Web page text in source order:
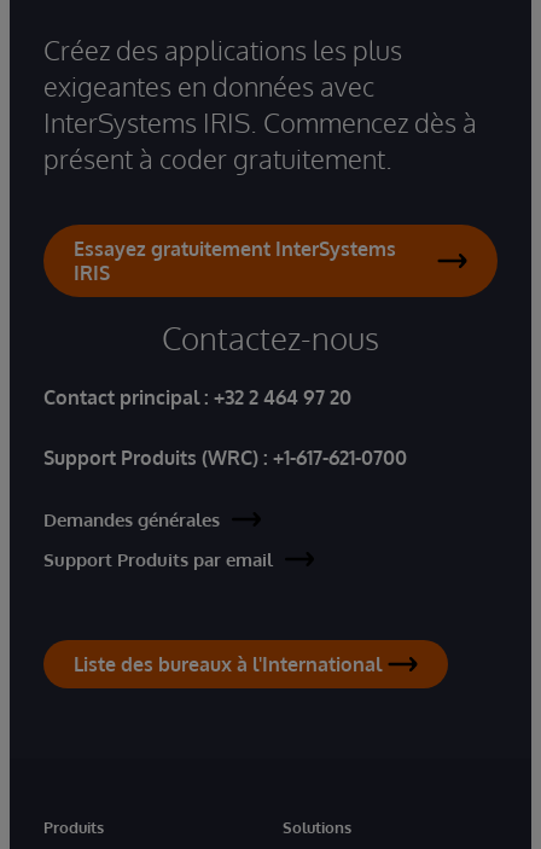
Créez des applications les plus
exigeantes en données avec
InterSystems IRIS. Commencez dès à
présent à coder gratuitement.
Essayez gratuitement InterSystems
IRIS
Contactez-nous
Contact principal : +32 2 464 97 20
Support Produits (WRC) : +1-617-621-0700
Demandes générales
Support Produits par email
Liste des bureaux à l'International
Produits
Solutions